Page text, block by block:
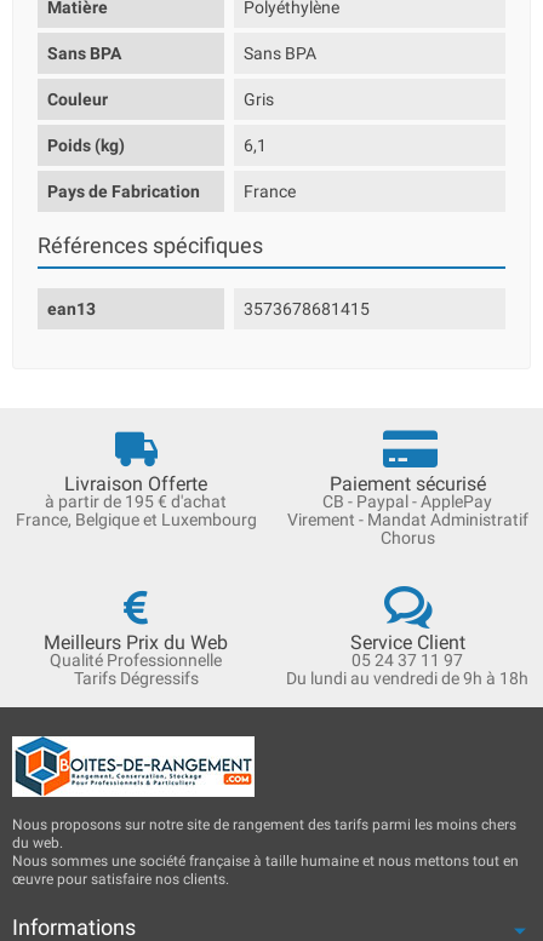
Matière Polyéthylène
Sans BPA Sans BPA
Couleur Gris
Poids (kg) 6,1
Pays de Fabrication France
Références spécifiques
ean13 3573678681415
Livraison Offerte
à partir de 195 € d'achat
France, Belgique et Luxembourg
Paiement sécurisé
CB - Paypal - ApplePay
Virement - Mandat Administratif
Chorus
Meilleurs Prix du Web
Qualité Professionnelle
Tarifs Dégressifs
Service Client
05 24 37 11 97
Du lundi au vendredi de 9h à 18h
Nous proposons sur notre site de rangement des tarifs parmi les moins chers
du web.
Nous sommes une société française à taille humaine et nous mettons tout en
œuvre pour satisfaire nos clients.
Informations